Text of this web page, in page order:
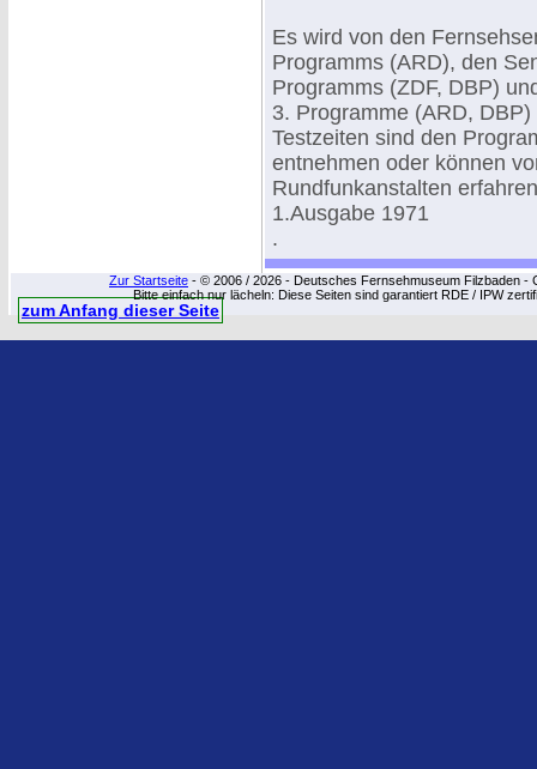
Es wird von den
Programms (ARD), den
Programms (ZDF, DBP)
3. Programme (ARD,
Testzeiten sind den
entnehmen oder können
Rundfunkanstalten
1.Ausgabe 1971
.
Zur Startseite - © 2006 / 2026 - Deutsches Fernsehmuseum Filzbaden -
Bitte einfach nur lächeln: Diese Seiten sind garantiert RDE / IPW
zum Anfang dieser Seite